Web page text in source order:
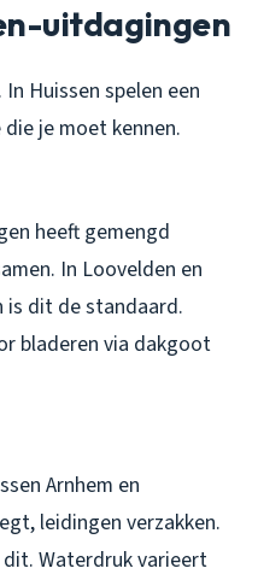
uitdagingen
Huissen spelen een
je moet kennen.
heeft gemengd
In Loovelden en
is dit de standaard.
bladeren via dakgoot
Arnhem en
leidingen verzakken.
Waterdruk varieert